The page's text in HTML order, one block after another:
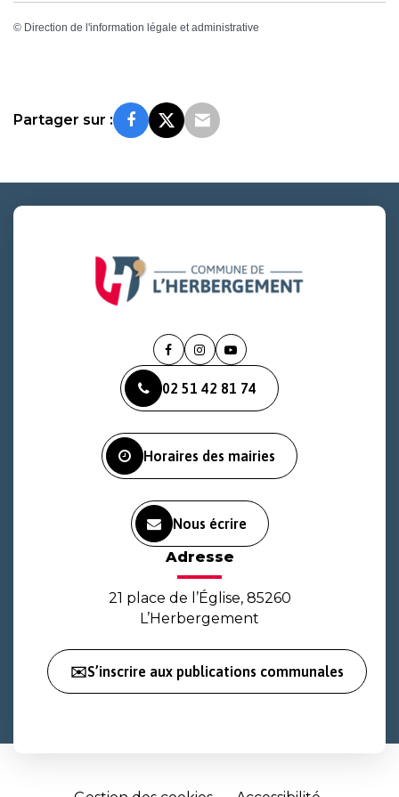
© Direction de l'information légale et administrative
Partager sur :
Lien
le
compte
Lien
le
compte
Lien
la
chaîne
02 51 42 81 74
Horaires des mairies
Nous écrire
Adresse
21 place de l’Église, 85260
L’Herbergement
✉️S’inscrire aux publications communales